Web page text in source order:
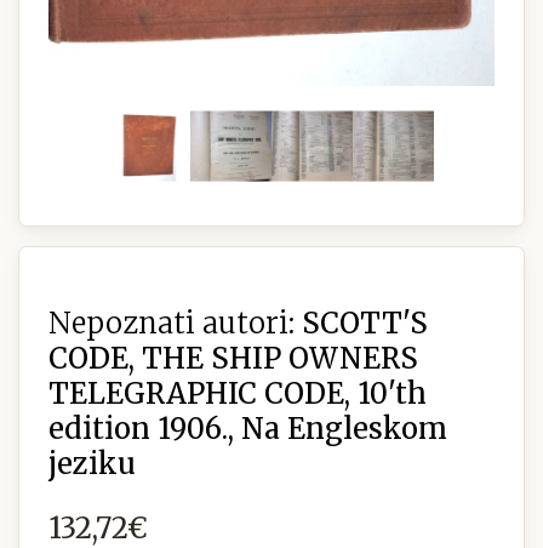
Nepoznati autori: SCOTT'S
CODE, THE SHIP OWNERS
TELEGRAPHIC CODE, 10'th
edition 1906., Na Engleskom
jeziku
132,72€